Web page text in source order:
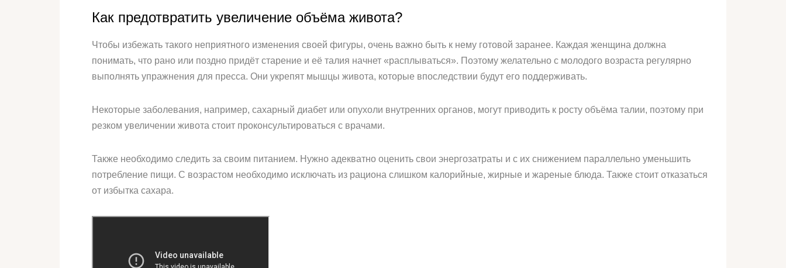
Как предотвратить увеличение объёма живота?
Чтобы избежать такого неприятного изменения своей фигуры, очень важно быть к нему готовой заранее. Каждая женщина должна
понимать, что рано или поздно придёт старение и её талия начнет «расплываться». Поэтому желательно с молодого возраста регулярно
выполнять упражнения для пресса. Они укрепят мышцы живота, которые впоследствии будут его поддерживать.
Некоторые заболевания, например, сахарный диабет или опухоли внутренних органов, могут приводить к росту объёма талии, поэтому при
резком увеличении живота стоит проконсультироваться с врачами.
Также необходимо следить за своим питанием. Нужно адекватно оценить свои энергозатраты и с их снижением параллельно уменьшить
потребление пищи. С возрастом необходимо исключать из рациона слишком калорийные, жирные и жареные блюда. Также стоит отказаться
от избытка сахара.